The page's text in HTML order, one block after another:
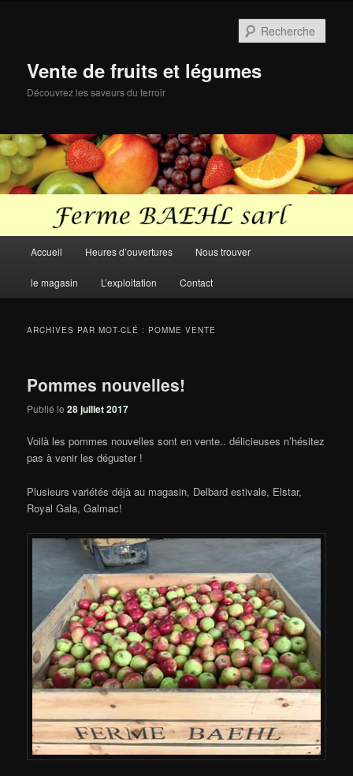
Vente de fruits et légumes
Découvrez les saveurs du terroir
principal
Accueil Heures d’ouvertures Nous trouver
le magasin L’exploitation Contact
ARCHIVES PAR MOT-CLÉ : POMME VENTE
Pommes nouvelles!
Publié le28 juillet 2017
Voilà les pommes nouvelles sont en vente.. délicieuses n’hésitez
pas à venir les déguster !
Plusieurs variétés déjà au magasin, Delbard estivale, Elstar,
Royal Gala, Galmac!